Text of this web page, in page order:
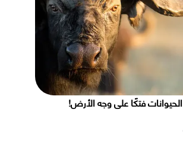
فتكًا على وجه الأرض!